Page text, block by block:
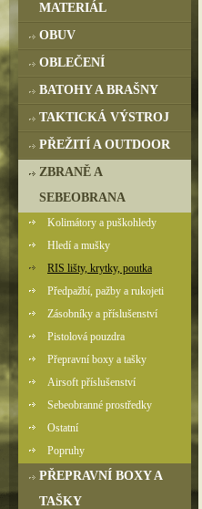
MATERIÁL
OBUV
OBLEČENÍ
BATOHY A BRAŠNY
TAKTICKÁ VÝSTROJ
PŘEŽITÍ A OUTDOOR
ZBRANĚ A
SEBEOBRANA
Kolimátory a puškohledy
Hledí a mušky
RIS lišty, krytky, poutka
Předpažbí, pažby a rukojeti
Zásobníky a příslušenství
Pistolová pouzdra
Přepravní boxy a tašky
Airsoft příslušenství
Sebeobranné prostředky
Ostatní
Popruhy
PŘEPRAVNÍ BOXY A
TAŠKY